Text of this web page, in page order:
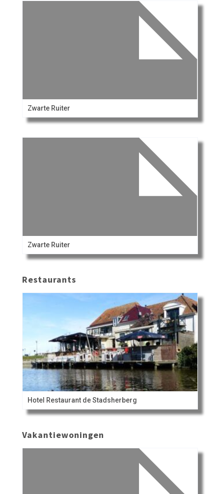
Zwarte Ruiter
Zwarte Ruiter
Restaurants
Hotel Restaurant de Stadsherberg
Vakantiewoningen